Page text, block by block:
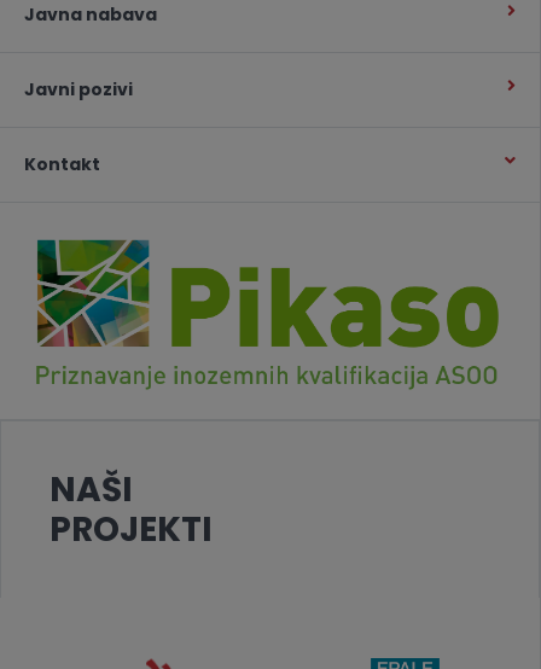
Javna nabava
Javni pozivi
Kontakt
NAŠI
PROJEKTI